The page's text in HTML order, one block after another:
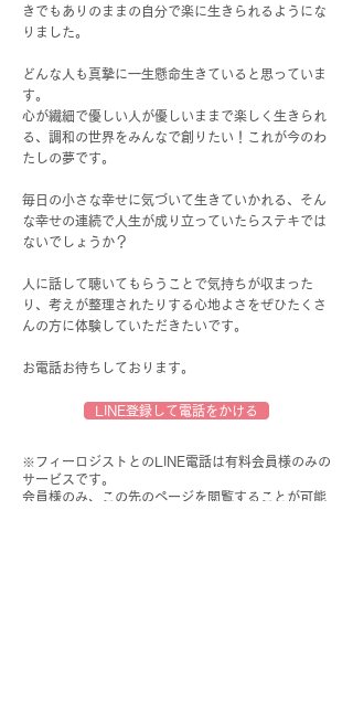
きでもありのままの自分で楽に生きられるようにな
りました。
どんな人も真摯に一生懸命生きていると思っていま
す。
心が繊細で優しい人が優しいままで楽しく生きられ
る、調和の世界をみんなで創りたい！これが今のわ
たしの夢です。
毎日の小さな幸せに気づいて生きていかれる、そん
な幸せの連続で人生が成り立っていたらステキでは
ないでしょうか？
人に話して聴いてもらうことで気持ちが収まった
り、考えが整理されたりする心地よさをぜひたくさ
んの方に体験していただきたいです。
お電話お待ちしております。
LINE登録して電話をかける
※フィーロジストとのLINE電話は有料会員様のみの
サービスです。
​会員様のみ、この先のページを閲覧することが可能